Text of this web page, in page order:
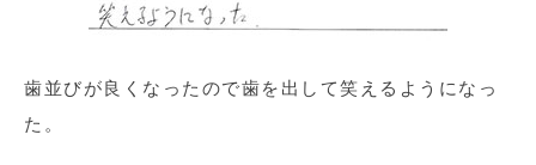
歯並びが良くなったので歯を出して笑えるようになっ
た。